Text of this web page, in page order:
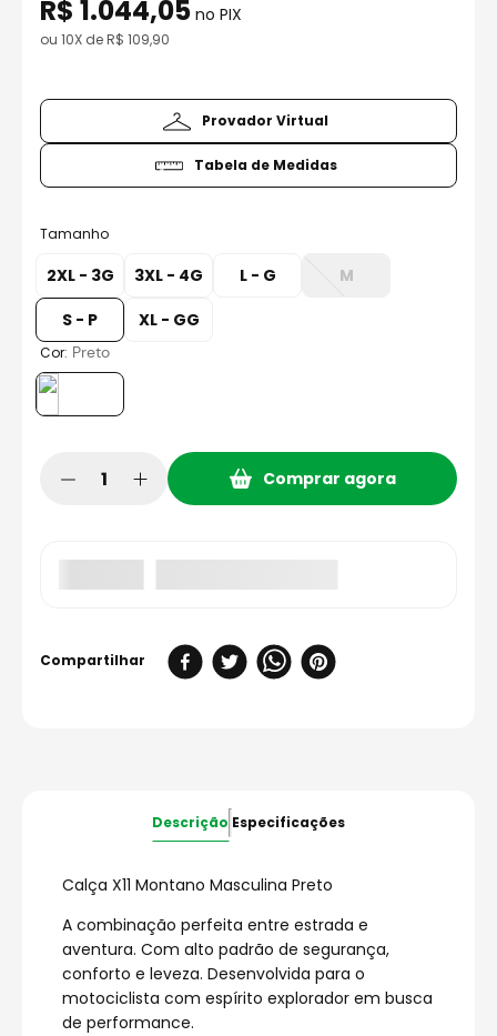
9º capacete aberto
R$ 1.044,05 no PIX
ou 10X deR$ 109,90
Tamanho
2XL - 3G 3XL - 4G L - G
M
S - P
XL - GG
Cor: Preto
Provador Virtual
Tabela de Medidas
Comprar agora
Descrição Especificações
Calça X11 Montano Masculina Preto
A combinação perfeita entre estrada e
aventura. Com alto padrão de segurança,
conforto e leveza. Desenvolvida para o
motociclista com espírito explorador em busca
de performance.